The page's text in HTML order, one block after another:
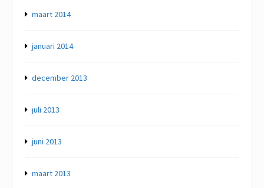
maart 2014
januari 2014
december 2013
juli 2013
juni 2013
maart 2013